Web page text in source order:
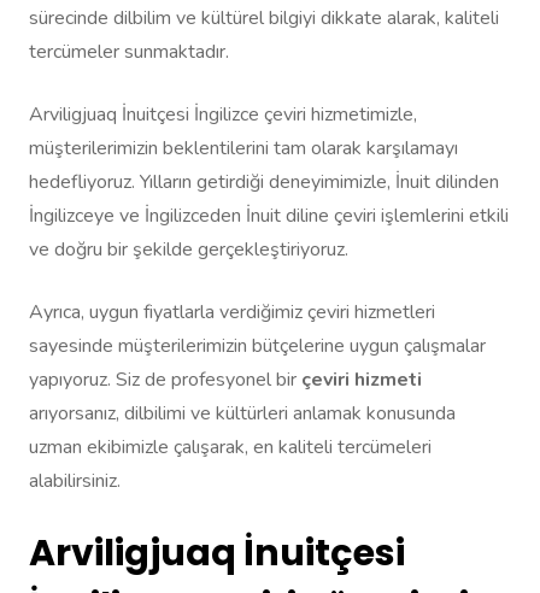
sürecinde dilbilim ve kültürel bilgiyi dikkate alarak, kaliteli
tercümeler sunmaktadır.
Arviligjuaq İnuitçesi İngilizce çeviri hizmetimizle,
müşterilerimizin beklentilerini tam olarak karşılamayı
hedefliyoruz. Yılların getirdiği deneyimimizle, İnuit dilinden
İngilizceye ve İngilizceden İnuit diline çeviri işlemlerini etkili
ve doğru bir şekilde gerçekleştiriyoruz.
Ayrıca, uygun fiyatlarla verdiğimiz çeviri hizmetleri
sayesinde müşterilerimizin bütçelerine uygun çalışmalar
yapıyoruz. Siz de profesyonel bir çeviri hizmeti
arıyorsanız, dilbilimi ve kültürleri anlamak konusunda
uzman ekibimizle çalışarak, en kaliteli tercümeleri
alabilirsiniz.
Arviligjuaq İnuitçesi